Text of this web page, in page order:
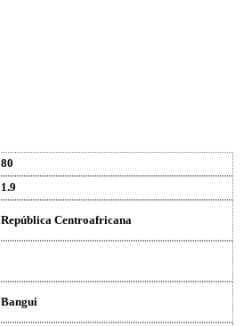
80
1.9
República Centroafricana
Bangui